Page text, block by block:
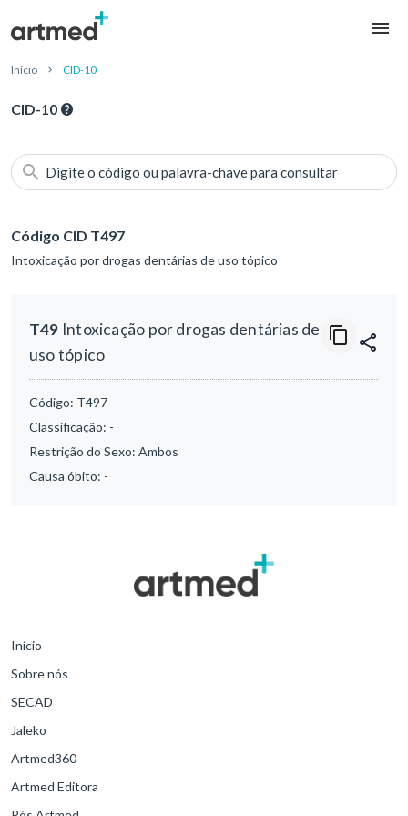
Início CID-10
CID-10
Digite o código ou palavra-chave para consultar
Código CID T497
Intoxicação por drogas dentárias de uso tópico
T49 Intoxicação por drogas dentárias de
uso tópico
Código: T497
Classificação: -
Restrição do Sexo: Ambos
Causa óbito: -
Início
Sobre nós
SECAD
Jaleko
Artmed360
Artmed Editora